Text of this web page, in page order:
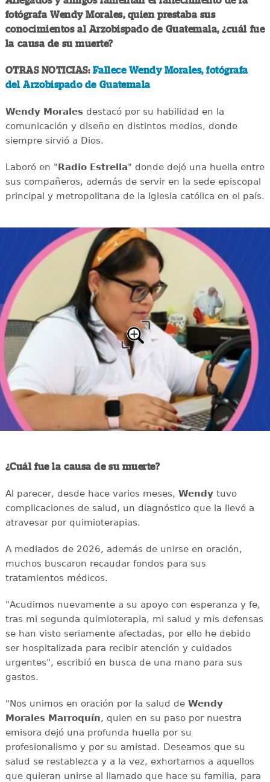
fotógrafa Wendy Morales, quien prestaba sus
conocimientos al Arzobispado de Guatemala, ¿cuál fue
la causa de su muerte?
OTRAS NOTICIAS: Fallece Wendy Morales, fotógrafa
del Arzobispado de Guatemala
Wendy Moralesdestacó por su habilidad en la
comunicación y diseño en distintos medios, donde
siempre sirvió a Dios.
Laboró en "Radio Estrella" donde dejó una huella entre
sus compañeros, además de servir en la sede episcopal
principal y metropolitana de la Iglesia católica en el país.
¿Cuál fue la causa de su muerte?
Al parecer, desde hace varios meses, Wendytuvo
complicaciones de salud, un diagnóstico que la llevó a
atravesar por quimioterapias.
A mediados de 2026, además de unirse en oración,
muchos buscaron recaudar fondos para sus
tratamientos médicos.
"Acudimos nuevamente a su apoyo con esperanza y fe,
tras mi segunda quimioterapia, mi salud y mis defensas
se han visto seriamente afectadas, por ello he debido
ser hospitalizada para recibir atención y cuidados
urgentes", escribió en busca de una mano para sus
gastos.
"Nos unimos en oración por la salud de Wendy
Morales Marroquín, quien en su paso por nuestra
emisora dejó una profunda huella por su
profesionalismo y por su amistad. Deseamos que su
salud se restablezca y a la vez, exhortamos a aquellos
que quieran unirse al llamado que hace su familia, para